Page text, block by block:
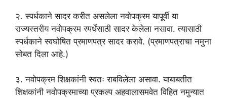
२. स्पर्धकाने सादर करीत असलेला नवोपक्रम यापूर्वी या
राज्यस्तरीय नवोपक्रम स्पर्धेसाठी सादर केलेला नसावा. त्यासाठी
स्पर्धकाने स्वघोषित प्रमाणपत्र सादर करावे. (प्रमाणपत्राचा नमुना
सोबत दिला आहे.)
३. नवोपक्रम शिक्षकांनी स्वतः राबविलेला असावा. याबाबतीत
शिक्षकांनी नवोपक्रमाच्या प्रकल्प अहवालासमवेत विहित नमुन्यात